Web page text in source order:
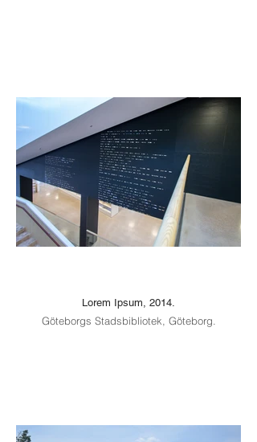
Lorem Ipsum, 2014.
Göteborgs Stadsbibliotek, Göteborg.